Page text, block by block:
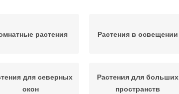
растения Растения в освещении
для северных
окон
Растения для больших
пространств